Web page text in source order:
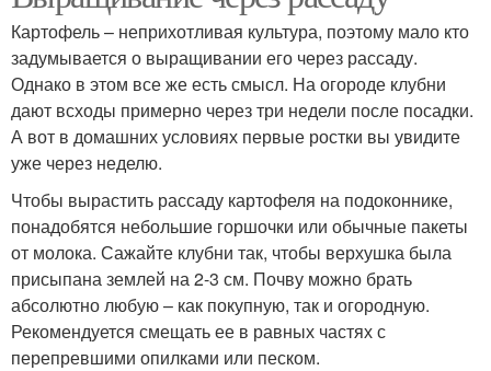
Картофель – неприхотливая культура, поэтому мало кто
задумывается о выращивании его через рассаду.
Однако в этом все же есть смысл. На огороде клубни
дают всходы примерно через три недели после посадки.
А вот в домашних условиях первые ростки вы увидите
уже через неделю.
Чтобы вырастить рассаду картофеля на подоконнике,
понадобятся небольшие горшочки или обычные пакеты
от молока. Сажайте клубни так, чтобы верхушка была
присыпана землей на 2-3 см. Почву можно брать
абсолютно любую – как покупную, так и огородную.
Рекомендуется смещать ее в равных частях с
перепревшими опилками или песком.